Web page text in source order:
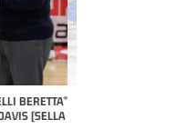
SAMUEL
APRILE '26 -
TREVIGLIO